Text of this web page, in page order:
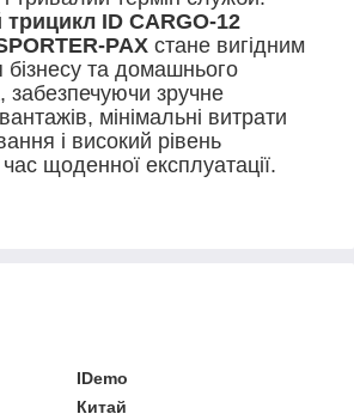
ID CARGO-12
PAX стане вигідним
та домашнього
забезпечуючи зручне
мінімальні витрати
і високий рівень
щоденної експлуатації.
IDemo
Китай